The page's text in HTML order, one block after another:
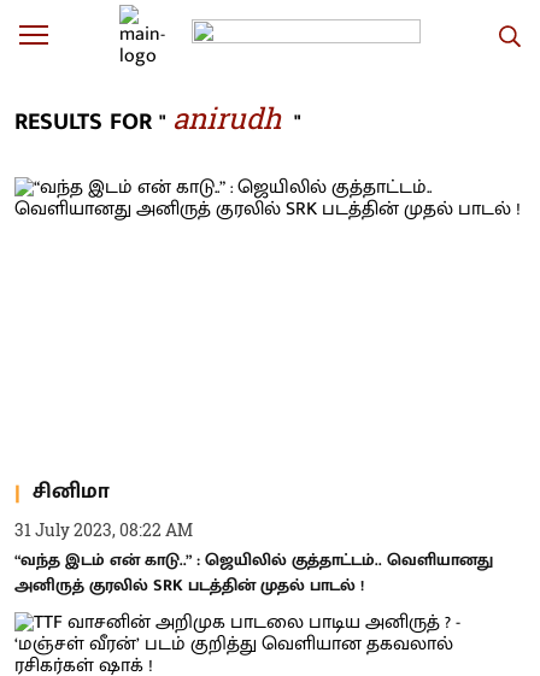
RESULTS FOR " anirudh "
சினிமா
31 July 2023, 08:22 AM
“வந்த இடம் என் காடு..” : ஜெயிலில் குத்தாட்டம்.. வெளியானது
அனிருத் குரலில் SRK படத்தின் முதல் பாடல் !